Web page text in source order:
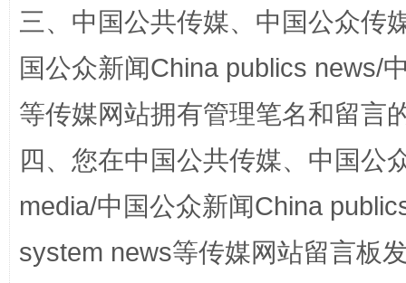
漫山遍野的桃花与雪山、麦地、白藏房 除
三、中国公共传媒、中国公众传
国公众新闻China publics news/
等传媒网站拥有管理笔名和留言
四、您在中国公共传媒、中国公
media/中国公众新闻China
system news等传媒网站留言板